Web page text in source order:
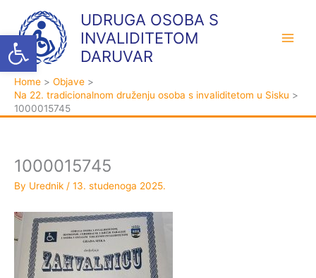
Open toolbar
content
UDRUGA OSOBA S
INVALIDITETOM
DARUVAR
Home
Objave
Na 22. tradicionalnom druženju osoba s invaliditetom u Sisku
1000015745
1000015745
By Urednik / 13. studenoga 2025.
t
e
g
o
j
h
i
v
a